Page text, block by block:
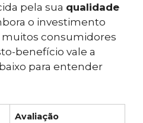
pela sua qualidade
o investimento
muitos consumidores
benefício vale a
para entender
Avaliação